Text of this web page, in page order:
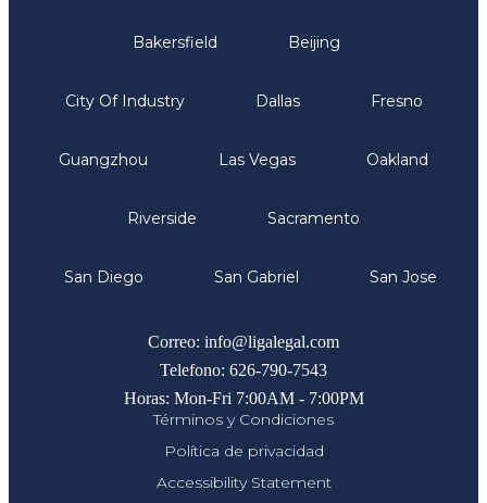
Bakersfield Beijing
City Of Industry Dallas Fresno
Guangzhou Las Vegas Oakland
Riverside Sacramento
San Diego San Gabriel San Jose
Correo: info@ligalegal.com
Telefono: 626-790-7543
Horas: Mon-Fri 7:00AM - 7:00PM
Términos y Condiciones
Política de privacidad
Accessibility Statement